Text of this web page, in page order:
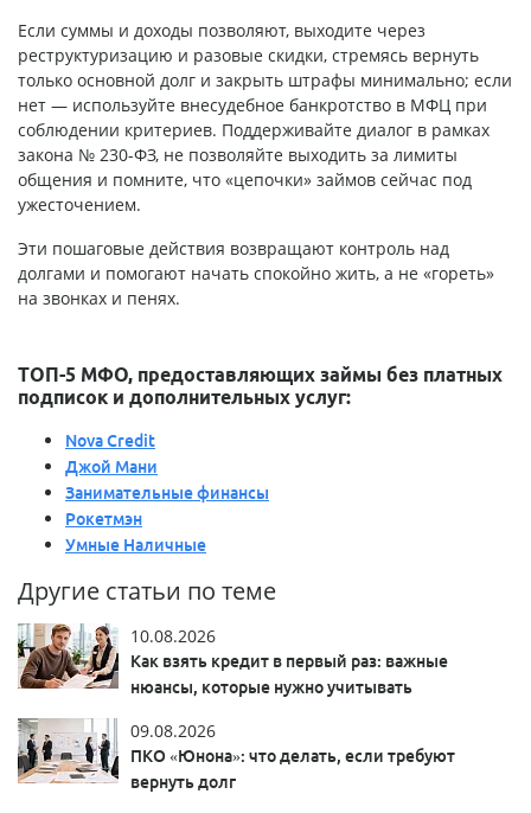
Если суммы и доходы позволяют, выходите через
реструктуризацию и разовые скидки, стремясь вернуть
только основной долг и закрыть штрафы минимально; если
нет — используйте внесудебное банкротство в МФЦ при
соблюдении критериев. Поддерживайте диалог в рамках
закона № 230-ФЗ, не позволяйте выходить за лимиты
общения и помните, что «цепочки» займов сейчас под
ужесточением.
Эти пошаговые действия возвращают контроль над
долгами и помогают начать спокойно жить, а не «гореть»
на звонках и пенях.
ТОП-5 МФО, предоставляющих займы без платных
подписок и дополнительных услуг:
Nova Credit
Джой Мани
Занимательные финансы
Рокетмэн
Умные Наличные
Другие статьи по теме
10.08.2026
Как взять кредит в первый раз: важные
нюансы, которые нужно учитывать
09.08.2026
ПКО «Юнона»: что делать, если требуют
вернуть долг